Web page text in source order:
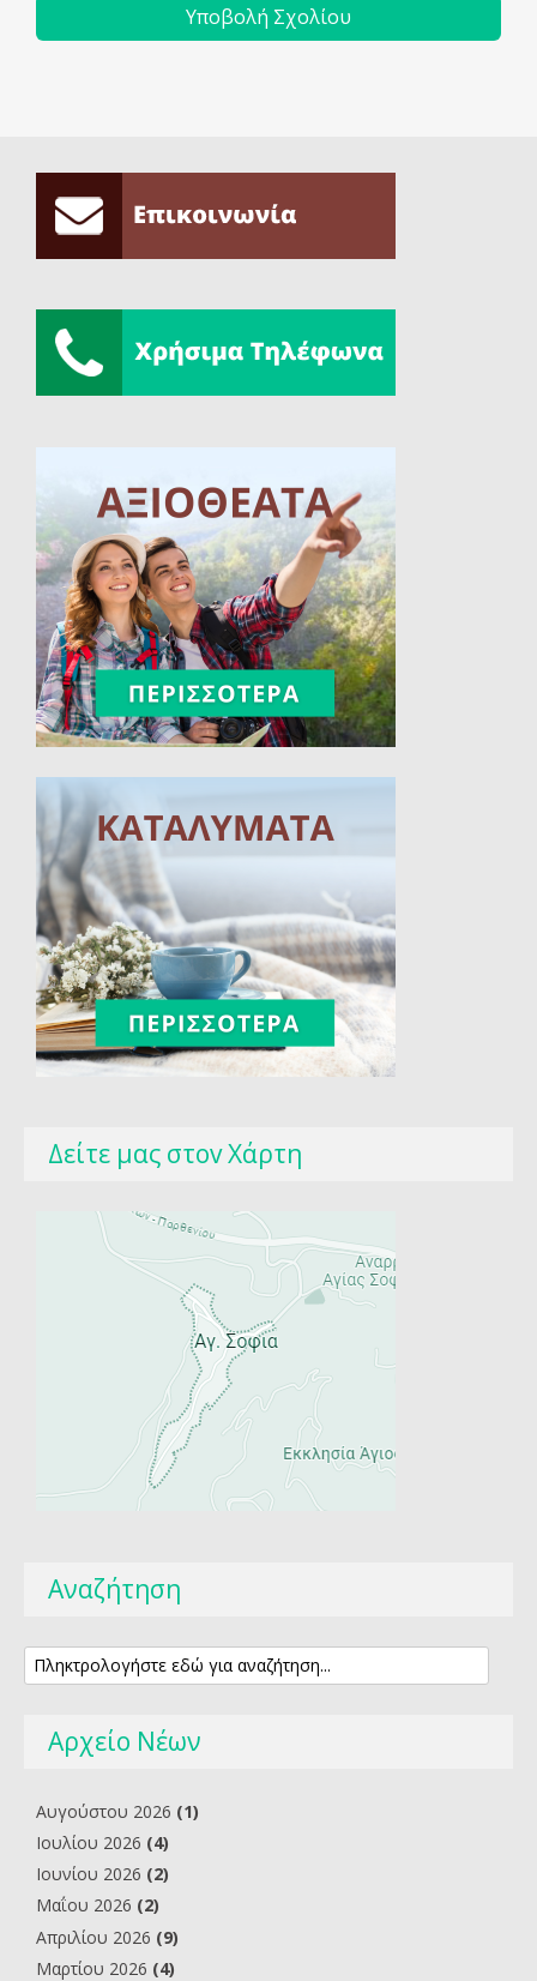
Δείτε μας στοv Χάρτη
Αναζήτηση
Αρχείο Νέων
Αυγούστου 2026 (1)
Ιουλίου 2026 (4)
Ιουνίου 2026 (2)
Μαΐου 2026 (2)
Απριλίου 2026 (9)
Μαρτίου 2026 (4)